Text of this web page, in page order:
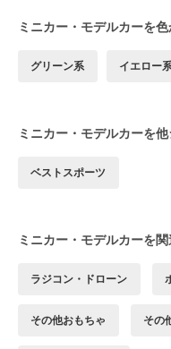
ミニカー・モデルカーを
グリーン系 イエロー
ミニカー・モデルカーを
ベストスポーツ
ミニカー・モデルカーを
ラジコン・ドローン
その他おもちゃ その